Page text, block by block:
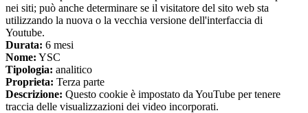
nei siti; può anche determinare se il visitatore del sito web sta
utilizzando la nuova o la vecchia versione dell'interfaccia di
Youtube.
Durata: 6 mesi
Nome: YSC
Tipologia: analitico
Proprieta: Terza parte
Descrizione: Questo cookie è impostato da YouTube per tenere
traccia delle visualizzazioni dei video incorporati.